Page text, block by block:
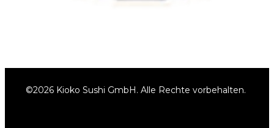
©2026 Kioko Sushi GmbH. Alle Rechte vorbehalten.